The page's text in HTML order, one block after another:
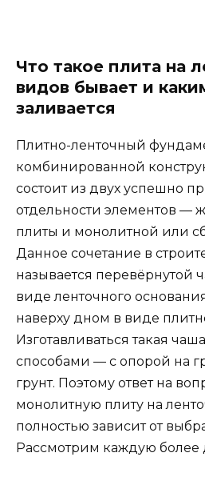
Что такое плита на
видов бывает и
заливается
Плитно-ленточный
комбинированной
состоит из двух успешно
отдельности элементов —
плиты и монолитной или
Данное сочетание в
называется перевёрнутой
виде ленточного
наверху дном в виде
Изготавливаться такая
способами — с опорой на
грунт. Поэтому ответ на
монолитную плиту на
полностью зависит от
Рассмотрим каждую более